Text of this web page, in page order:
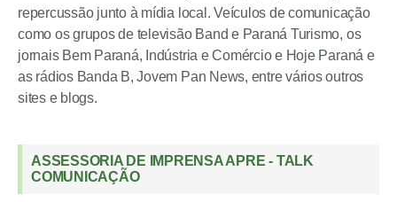
repercussão junto à mídia local. Veículos de comunicação
como os grupos de televisão Band e Paraná Turismo, os
jornais Bem Paraná, Indústria e Comércio e Hoje Paraná e
as rádios Banda B, Jovem Pan News, entre vários outros
sites e blogs.
ASSESSORIA DE IMPRENSA APRE - TALK
COMUNICAÇÃO